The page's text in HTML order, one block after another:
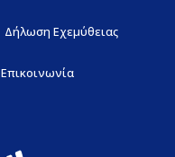
Δήλωση Εχεμύθειας
Επικοινωνία